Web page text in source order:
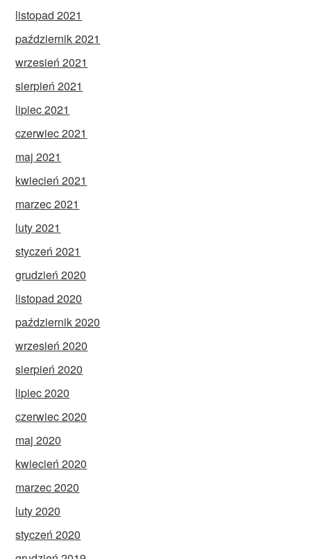
listopad 2021
październik 2021
wrzesień 2021
sierpień 2021
lipiec 2021
czerwiec 2021
maj 2021
kwiecień 2021
marzec 2021
luty 2021
styczeń 2021
grudzień 2020
listopad 2020
październik 2020
wrzesień 2020
sierpień 2020
lipiec 2020
czerwiec 2020
maj 2020
kwiecień 2020
marzec 2020
luty 2020
styczeń 2020